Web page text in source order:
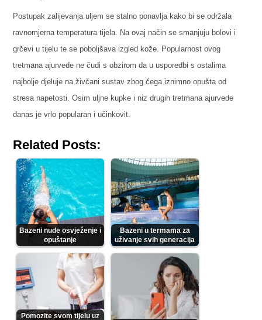
Postupak zalijevanja uljem se stalno ponavlja kako bi se održala
ravnomjerna temperatura tijela. Na ovaj način se smanjuju bolovi i
grčevi u tijelu te se poboljšava izgled kože. Popularnost ovog
tretmana ajurvede ne čudi s obzirom da u usporedbi s ostalima
najbolje djeluje na živčani sustav zbog čega iznimno opušta od
stresa napetosti. Osim uljne kupke i niz drugih tretmana ajurvede
danas je vrlo popularan i učinkovit.
Related Posts:
Bazeni nude osvježenje i
opuštanje
Bazeni u termama za
uživanje svih generacija
Pomozite svom tijelu uz